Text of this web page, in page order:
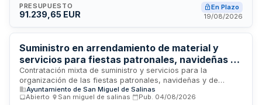
mantenimiento y retirada de equipos. La duración inicial es
de un año con posibilidad de tres prórrogas anuales
adjudicación es abierto simplificado y no se divide en lotes
por razones de integración técnica del sistema escénico.
PRESUPUESTO
91.239,65 EUR
En Plazo
19/08/2026
Suministro en arrendamiento de material y
servicios para fiestas patronales, navideñas y
comerciales de San Miguel de Salinas
Contratación mixta de suministro y servicios para la
organización de las fiestas patronales, navideñas y de
comercio de San Miguel de Salinas. El contrato comprende el
arrendamiento de carpas, aseos portátiles, decoración
Ayuntamiento de San Miguel de Salinas
Abierto
San miguel de salinas Pub. 04/08/2026